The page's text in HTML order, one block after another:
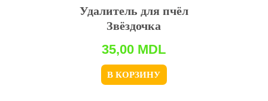
Удалитель для пчёл
Звёздочка
35,00 MDL
В КОРЗИНУ